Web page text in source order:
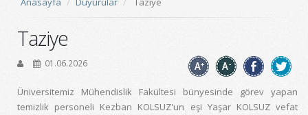
Taziye
01.06.2026
Üniversitemiz Mühendislik Fakültesi bünyesinde görev yapan
temizlik personeli Kezban KOLSUZ'un eşi Yaşar KOLSUZ vefat